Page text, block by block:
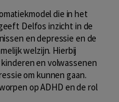
die in het
Delfos inzicht in de
en depressie en de
welzijn. Hierbij
en volwassenen
om kunnen gaan.
op ADHD en de rol